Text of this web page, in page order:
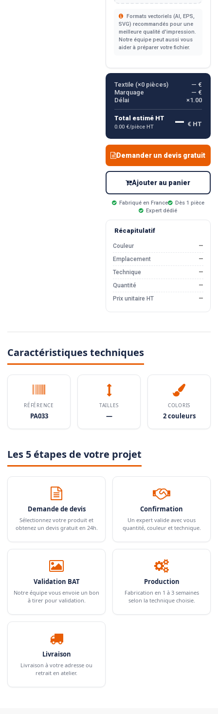
Formats vectoriels (AI, EPS,
SVG) recommandés pour une
meilleure qualité d'impression.
Notre équipe peut aussi vous
aider à préparer votre fichier.
Textile (×0pièces)
— €
Marquage
— €
Délai
×1.00
Total estimé HT
0.00 €/pièce HT — € HT
Demander un devis gratuit
Ajouter au panier
Fabriqué en France
Dès 1 pièce
Expert dédié
Récapitulatif
Couleur
—
Emplacement
—
Technique
—
Quantité
—
Prix unitaire HT
—
Caractéristiques techniques
RÉFÉRENCE
PA033
TAILLES
—
COLORIS
2 couleurs
Les 5 étapes de votre projet
Demande de devis
Sélectionnez votre produit et
obtenez un devis gratuit en 24h.
Confirmation
Un expert valide avec vous
quantité, couleur et technique.
Validation BAT
Notre équipe vous envoie un bon
à tirer pour validation.
Production
Fabrication en 1 à 3 semaines
selon la technique choisie.
Livraison
Livraison à votre adresse ou
retrait en atelier.